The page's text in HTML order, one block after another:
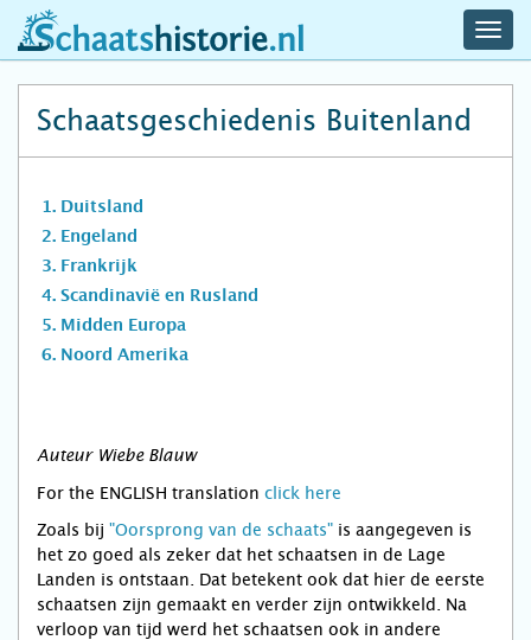
schaatshistorie.nl
Schaatsgeschiedenis Buitenland
Duitsland
Engeland
Frankrijk
Scandinavië en Rusland
Midden Europa
Noord Amerika
Auteur Wiebe Blauw
For the ENGLISH translation click here
Zoals bij "Oorsprong van de schaats" is aangegeven is
het zo goed als zeker dat het schaatsen in de Lage
Landen is ontstaan. Dat betekent ook dat hier de eerste
schaatsen zijn gemaakt en verder zijn ontwikkeld. Na
verloop van tijd werd het schaatsen ook in andere